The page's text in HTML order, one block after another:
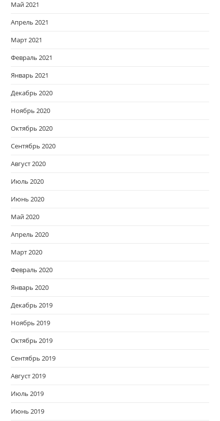
Май 2021
Апрель 2021
Март 2021
Февраль 2021
Январь 2021
Декабрь 2020
Ноябрь 2020
Октябрь 2020
Сентябрь 2020
Август 2020
Июль 2020
Июнь 2020
Май 2020
Апрель 2020
Март 2020
Февраль 2020
Январь 2020
Декабрь 2019
Ноябрь 2019
Октябрь 2019
Сентябрь 2019
Август 2019
Июль 2019
Июнь 2019